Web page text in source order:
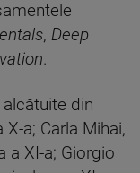
, Deep
.
alcătuite din
a; Carla Mihai,
a XI-a; Giorgio